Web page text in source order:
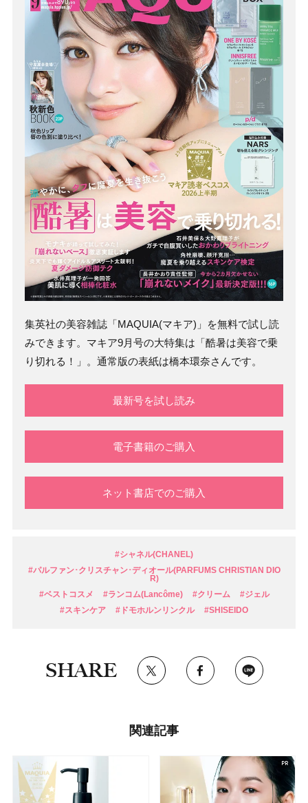
集英社の美容雑誌「MAQUIA(マキア)」を無料で試し読
みできます。マキア9月号の大特集は「酷暑は美容で乗
り切れる！」。通常版の表紙は橋本環奈さんです。
最新号を試し読み
電子書籍のご購入
ネット書店でのご購入
#シャネル(CHANEL)
#パルファン･クリスチャン･ディオール(PARFUMS CHRISTIAN DIO
R)
#ベストコスメ
#ランコム(Lancôme) #クリーム
#ジェル
#スキンケア
#ドモホルンリンクル #SHISEIDO
SHARE
関連記事